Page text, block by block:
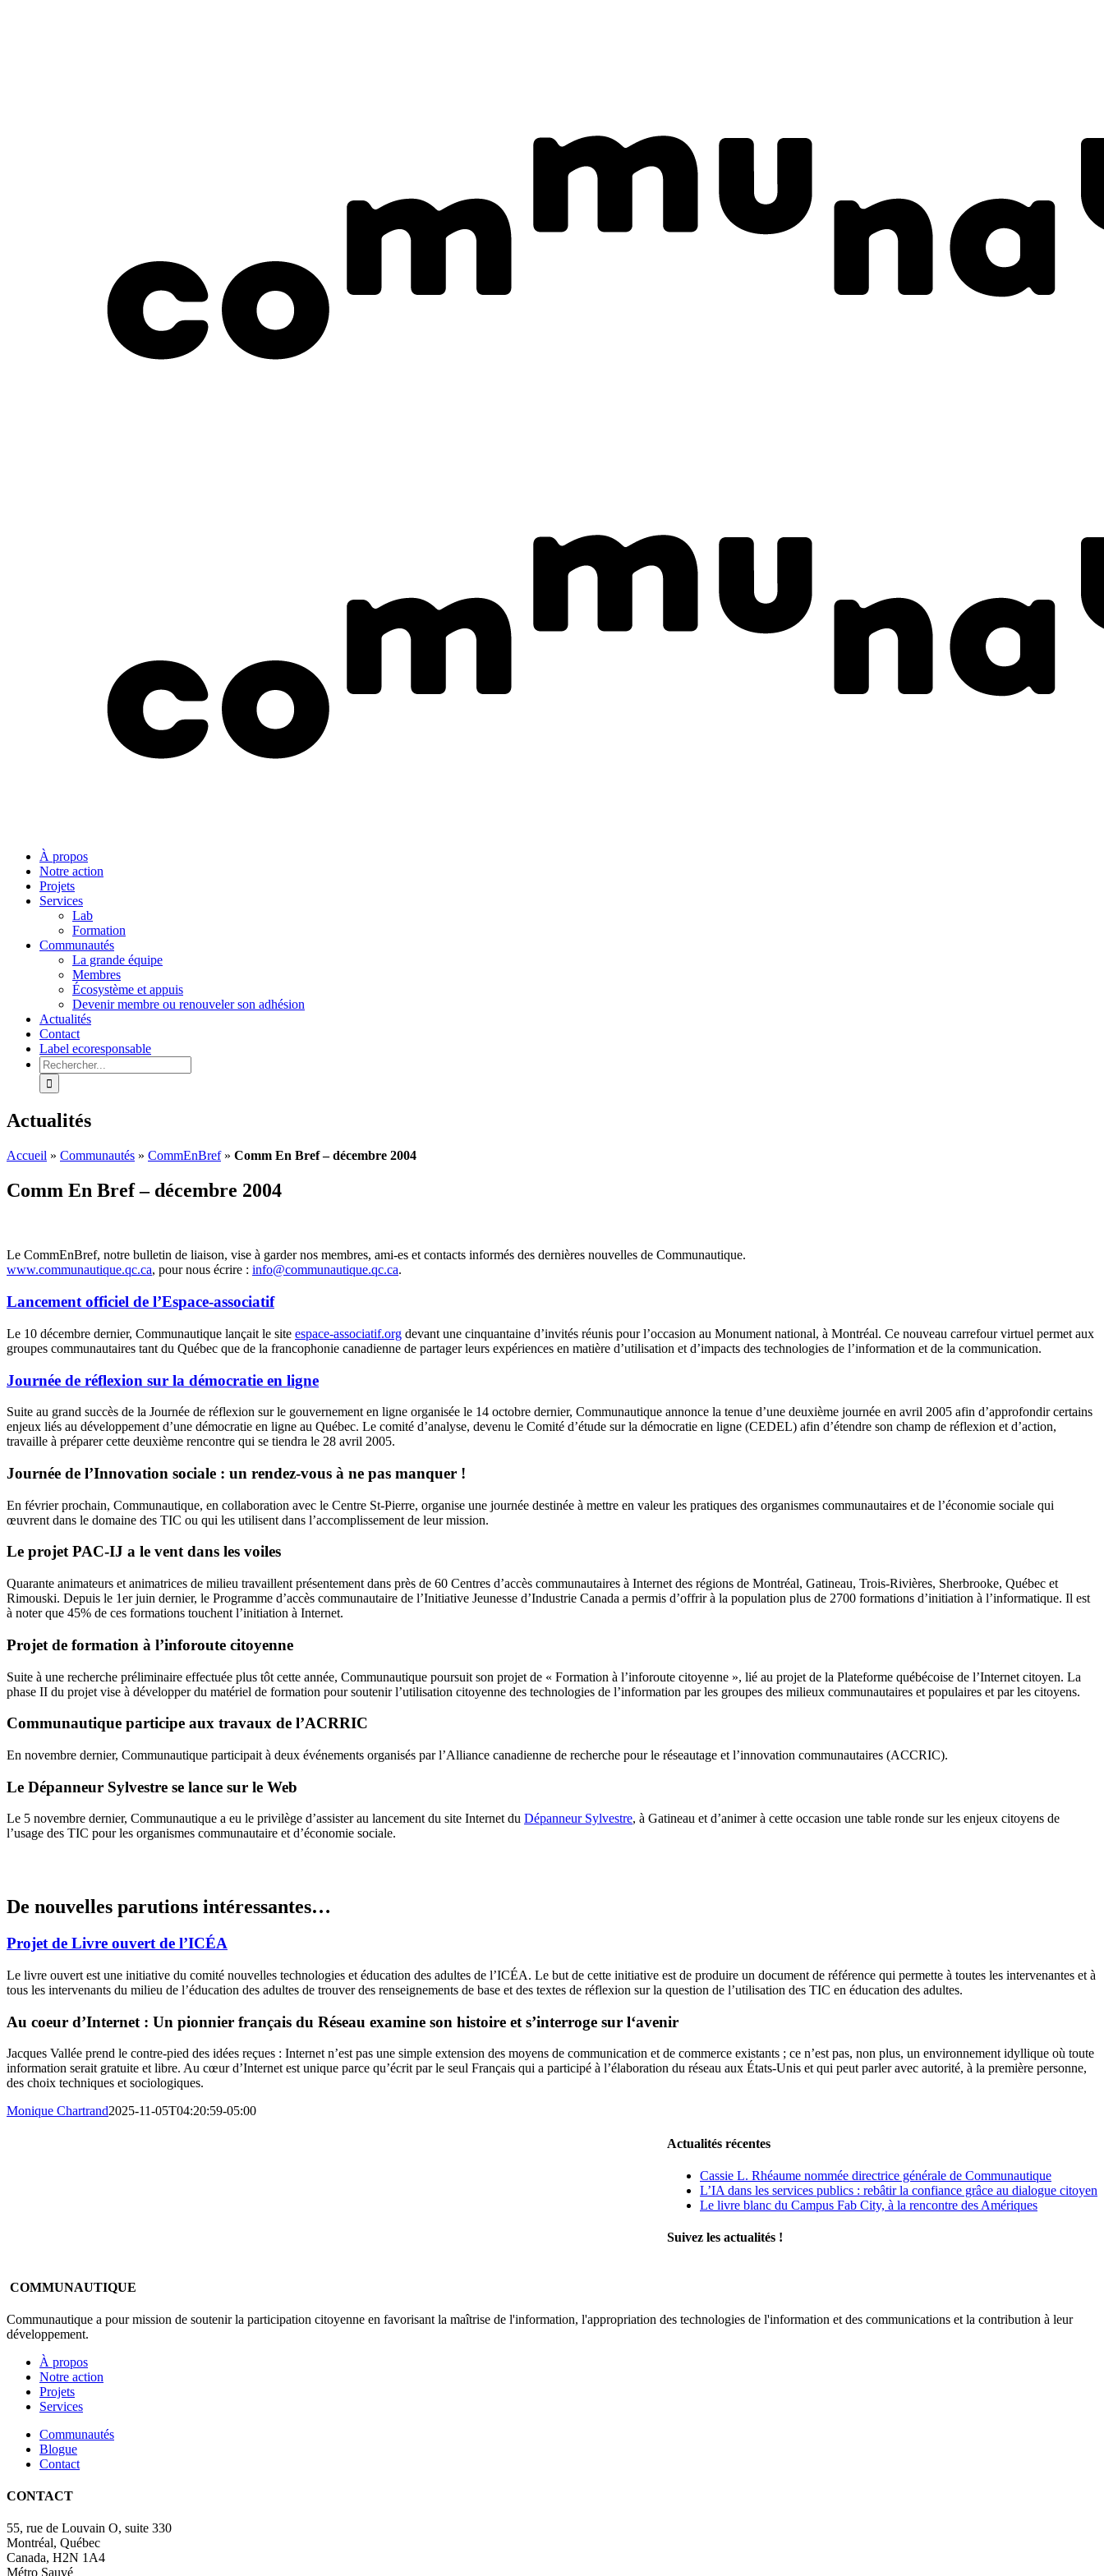
À propos
Notre action
Projets
Services
Lab
Formation
Communautés
La grande équipe
Membres
Écosystème et appuis
Devenir membre ou renouveler son adhésion
Actualités
Contact
Label ecoresponsable
Rechercher:
Actualités
Accueil » Communautés » CommEnBref» Comm En Bref – décembre 2004
Comm En Bref – décembre 2004
Le CommEnBref, notre bulletin de liaison, vise à garder nos membres, ami-es et contacts informés des dernières nouvelles de Communautique.
www.communautique.qc.ca, pour nous écrire : info@communautique.qc.ca.
Lancement officiel de l’Espace-associatif
Le 10 décembre dernier, Communautique lançait le site espace-associatif.org devant une cinquantaine d’invités réunis pour l’occasion au Monument national, à Montréal. Ce nouveau carrefour virtuel permet aux
groupes communautaires tant du Québec que de la francophonie canadienne de partager leurs expériences en matière d’utilisation et d’impacts des technologies de l’information et de la communication.
Journée de réflexion sur la démocratie en ligne
Suite au grand succès de la Journée de réflexion sur le gouvernement en ligne organisée le 14 octobre dernier, Communautique annonce la tenue d’une deuxième journée en avril 2005 afin d’approfondir certains
enjeux liés au développement d’une démocratie en ligne au Québec. Le comité d’analyse, devenu le Comité d’étude sur la démocratie en ligne (CEDEL) afin d’étendre son champ de réflexion et d’action,
travaille à préparer cette deuxième rencontre qui se tiendra le 28 avril 2005.
Journée de l’Innovation sociale : un rendez-vous à ne pas manquer !
En février prochain, Communautique, en collaboration avec le Centre St-Pierre, organise une journée destinée à mettre en valeur les pratiques des organismes communautaires et de l’économie sociale qui
œuvrent dans le domaine des TIC ou qui les utilisent dans l’accomplissement de leur mission.
Le projet PAC-IJ a le vent dans les voiles
Quarante animateurs et animatrices de milieu travaillent présentement dans près de 60 Centres d’accès communautaires à Internet des régions de Montréal, Gatineau, Trois-Rivières, Sherbrooke, Québec et
Rimouski. Depuis le 1er juin dernier, le Programme d’accès communautaire de l’Initiative Jeunesse d’Industrie Canada a permis d’offrir à la population plus de 2700 formations d’initiation à l’informatique. Il est
à noter que 45% de ces formations touchent l’initiation à Internet.
Projet de formation à l’inforoute citoyenne
Suite à une recherche préliminaire effectuée plus tôt cette année, Communautique poursuit son projet de « Formation à l’inforoute citoyenne », lié au projet de la Plateforme québécoise de l’Internet citoyen. La
phase II du projet vise à développer du matériel de formation pour soutenir l’utilisation citoyenne des technologies de l’information par les groupes des milieux communautaires et populaires et par les citoyens.
Communautique participe aux travaux de l’ACRRIC
En novembre dernier, Communautique participait à deux événements organisés par l’Alliance canadienne de recherche pour le réseautage et l’innovation communautaires (ACCRIC).
Le Dépanneur Sylvestre se lance sur le Web
Le 5 novembre dernier, Communautique a eu le privilège d’assister au lancement du site Internet du Dépanneur Sylvestre, à Gatineau et d’animer à cette occasion une table ronde sur les enjeux citoyens de
l’usage des TIC pour les organismes communautaire et d’économie sociale.
De nouvelles parutions intéressantes…
Projet de Livre ouvert de l’ICÉA
Le livre ouvert est une initiative du comité nouvelles technologies et éducation des adultes de l’ICÉA. Le but de cette initiative est de produire un document de référence qui permette à toutes les intervenantes et à
tous les intervenants du milieu de l’éducation des adultes de trouver des renseignements de base et des textes de réflexion sur la question de l’utilisation des TIC en éducation des adultes.
Au coeur d’Internet : Un pionnier français du Réseau examine son histoire et s’interroge sur l‘avenir
Jacques Vallée prend le contre-pied des idées reçues : Internet n’est pas une simple extension des moyens de communication et de commerce existants ; ce n’est pas, non plus, un environnement idyllique où toute
information serait gratuite et libre. Au cœur d’Internet est unique parce qu’écrit par le seul Français qui a participé à l’élaboration du réseau aux États-Unis et qui peut parler avec autorité, à la première personne,
des choix techniques et sociologiques.
Monique Chartrand2025-11-05T04:20:59-05:00
Actualités récentes
Cassie L. Rhéaume nommée directrice générale de Communautique
L’IA dans les services publics : rebâtir la confiance grâce au dialogue citoyen
Le livre blanc du Campus Fab City, à la rencontre des Amériques
Suivez les actualités !
COMMUNAUTIQUE
Communautique a pour mission de soutenir la participation citoyenne en favorisant la maîtrise de l'information, l'appropriation des technologies de l'information et des communications et la contribution à leur
développement.
À propos
Notre action
Projets
Services
Communautés
Blogue
Contact
CONTACT
55, rue de Louvain O, suite 330
Montréal, Québec
Canada, H2N 1A4
Métro Sauvé